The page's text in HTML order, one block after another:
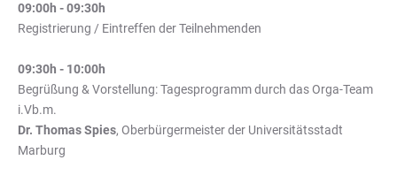
09:00h - 09:30h
Registrierung / Eintreffen der Teilnehmenden
09:30h - 10:00h
Begrüßung & Vorstellung: Tagesprogramm durch das Orga-Team
i.Vb.m.
Dr. Thomas Spies, Oberbürgermeister der Universitätsstadt
Marburg